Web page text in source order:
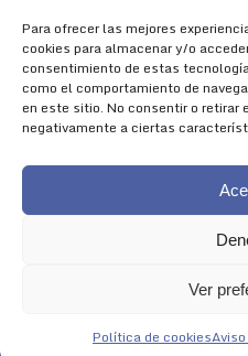
Para ofrecer las mejores
cookies para almacenar y/o
consentimiento de estas
como el comportamiento de
en este sitio. No consentir o
negativamente a ciertas
Ver
Política de cookies
TREK
SÍGUENOS
Encuéntranos en:
Facebook
page
YouTube
page
Instagram
page
Aviso